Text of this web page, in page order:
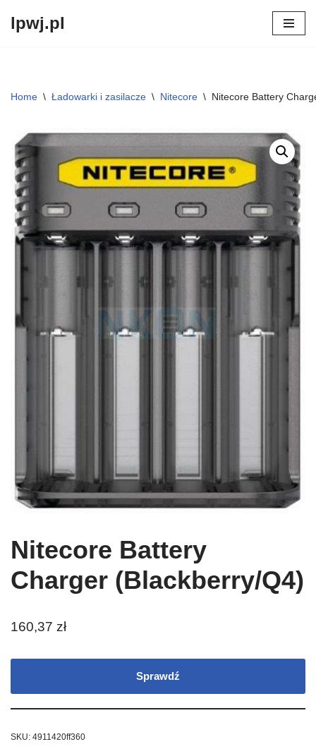
lpwj.pl
Home \ Ładowarki i zasilacze \ Nitecore \ Nitecore Battery
Nitecore Battery
Charger (Blackberry/Q4)
160,37 zł
Sprawdź
SKU: 4911420ff360